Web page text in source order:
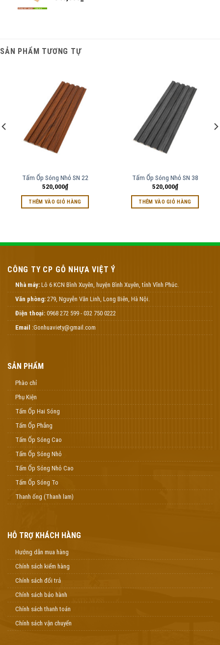
SẢN PHẨM TƯƠNG TỰ
Tấm Ốp Sóng Nhỏ SN 22
520,000₫
THÊM VÀO GIỎ HÀNG
Tấm Ốp Sóng Nhỏ SN 38
520,000₫
THÊM VÀO GIỎ HÀNG
CÔNG TY CP GỖ NHỰA VIỆT Ý
Nhà máy: Lô 6 KCN Bình Xuyên, huyện Bình Xuyên, tỉnh Vĩnh Phúc.
Văn phòng: 279, Nguyễn Văn Linh, Long Biên, Hà Nội.
Điện thoại: 0968 272 599 - 032 750 0222
Email :Gonhuaviety@gmail.com
SẢN PHẨM
Phào chỉ
Phụ Kiện
Tấm Ốp Hai Sóng
Tấm Ốp Phẳng
Tấm Ốp Sóng Cao
Tấm Ốp Sóng Nhỏ
Tấm Ốp Sóng Nhỏ Cao
Tấm Ốp Sóng To
Thanh ống (Thanh lam)
HỖ TRỢ KHÁCH HÀNG
Hướng dẫn mua hàng
Chính sách kiểm hàng
Chính sách đổi trả
Chính sách bảo hành
Chính sách thanh toán
Chính sách vận chuyển